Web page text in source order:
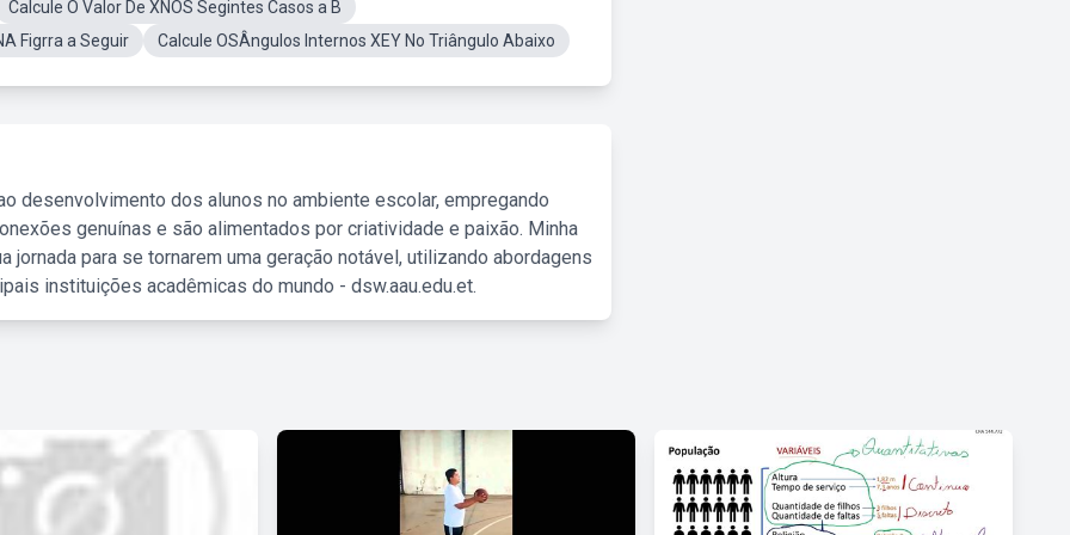
Calcule O Valor De XNOS Segintes Casos a B
Figrra a Seguir
Calcule OSÂngulos Internos XEY No Triângulo Abaixo
desenvolvimento dos alunos no ambiente escolar, empregando
genuínas e são alimentados por criatividade e paixão. Minha
para se tornarem uma geração notável, utilizando abordagens
instituições acadêmicas do mundo - dsw.aau.edu.et.